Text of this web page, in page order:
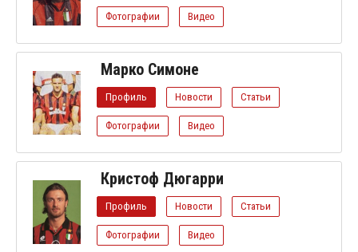
Фотографии Видео
Марко Симоне
Профиль Новости Статьи
Фотографии Видео
Кристоф Дюгарри
Профиль Новости Статьи
Фотографии Видео